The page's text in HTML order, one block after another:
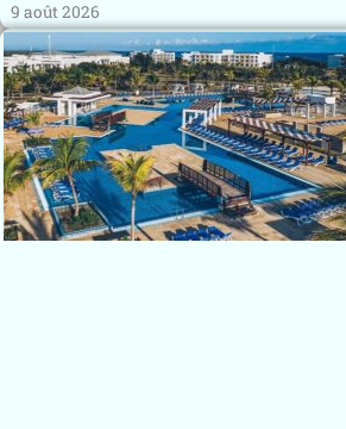
9 août 2026